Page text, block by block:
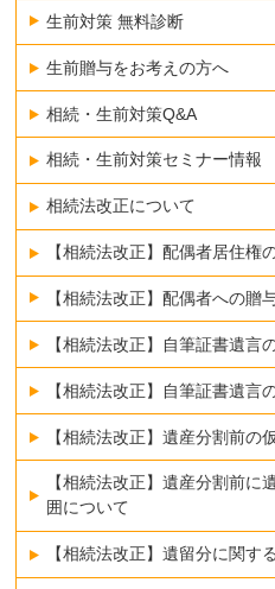
生前対策 無料診断
生前贈与をお考えの方へ
相続・生前対策Q&A
相続・生前対策セミナー情報
相続法改正について
【相続法改正】配偶者居住権
【相続法改正】配偶者への贈
【相続法改正】自筆証書遺言
【相続法改正】自筆証書遺言
【相続法改正】遺産分割前の
【相続法改正】遺産分割前
囲について
【相続法改正】遺留分に関す